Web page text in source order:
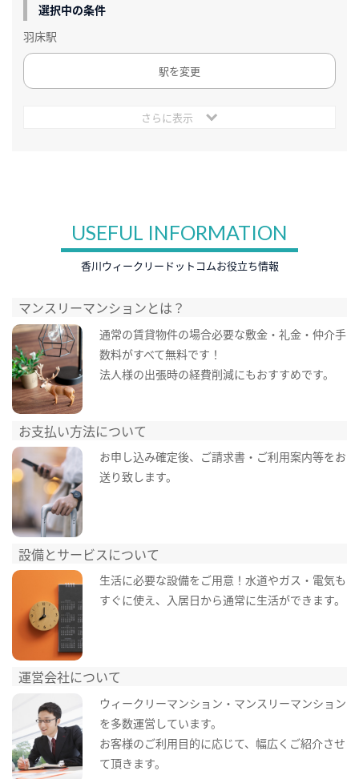
選択中の条件
羽床駅
駅を変更
さらに表示
USEFUL INFORMATION
香川ウィークリードットコムお役立ち情報
マンスリーマンションとは？
通常の賃貸物件の場合必要な敷金・礼金・仲介手
数料がすべて無料です！
法人様の出張時の経費削減にもおすすめです。
お支払い方法について
お申し込み確定後、ご請求書・ご利用案内等をお
送り致します。
設備とサービスについて
生活に必要な設備をご用意！水道やガス・電気も
すぐに使え、入居日から通常に生活ができます。
運営会社について
ウィークリーマンション・マンスリーマンション
を多数運営しています。
お客様のご利用目的に応じて、幅広くご紹介させ
て頂きます。